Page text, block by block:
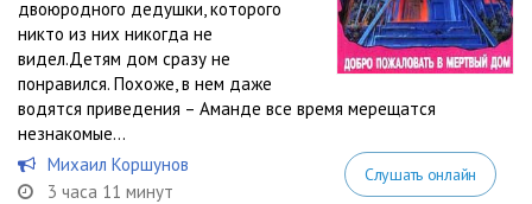
двоюродного дедушки, которого
никто из них никогда не
видел.Детям дом сразу не
понравился. Похоже, в нем даже
водятся приведения – Аманде все время мерещатся
незнакомые...
Михаил Коршунов
3 часа 11 минут
Слушать онлайн